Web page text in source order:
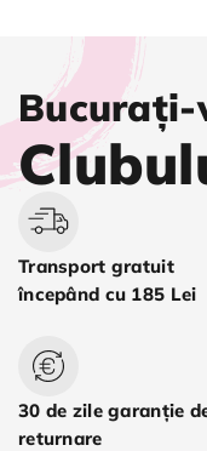
Bucurați-
Transport gratuit
începând cu 185 Lei
30 de zile garanție
returnare